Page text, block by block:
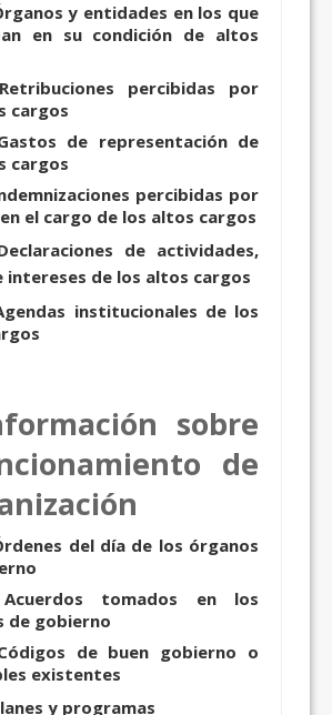
y entidades en los que
en su condición de altos
percibidas por
cargos
de representación de
cargos
percibidas por
el cargo de los altos cargos
de actividades,
intereses de los altos cargos
institucionales de los
sobre
de
del día de los órganos
Acuerdos tomados en los
de gobierno
de buen gobierno o
existentes
y programas